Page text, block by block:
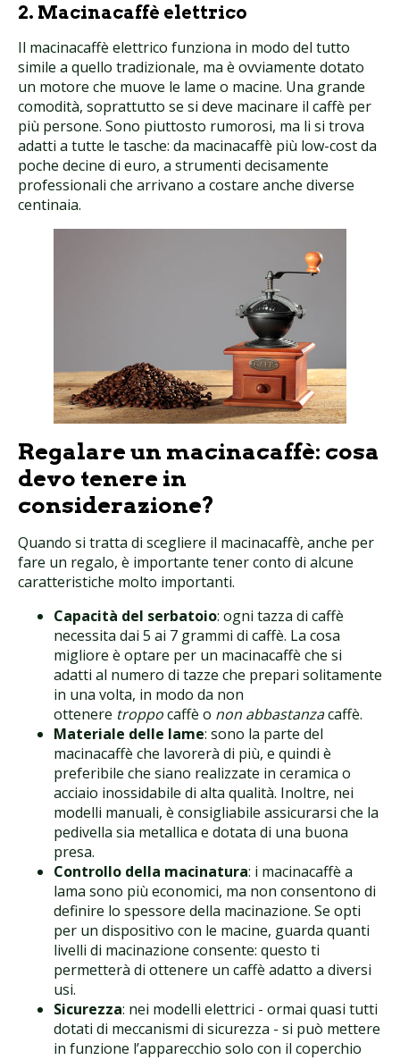
2. Macinacaffè elettrico
Il macinacaffè elettrico funziona in modo del tutto
simile a quello tradizionale, ma è ovviamente dotato
un motore che muove le lame o macine. Una grande
comodità, soprattutto se si deve macinare il caffè per
più persone. Sono piuttosto rumorosi, ma li si trova
adatti a tutte le tasche: da macinacaffè più low-cost da
poche decine di euro, a strumenti decisamente
professionali che arrivano a costare anche diverse
centinaia.
Regalare un macinacaffè: cosa
devo tenere in
considerazione?
Quando si tratta di scegliere il macinacaffè, anche per
fare un regalo, è importante tener conto di alcune
caratteristiche molto importanti.
Capacità del serbatoio: ogni tazza di caffè
necessita dai 5 ai 7 grammi di caffè. La cosa
migliore è optare per un macinacaffè che si
adatti al numero di tazze che prepari solitamente
in una volta, in modo da non
ottenere troppocaffè o non abbastanzacaffè.
Materiale delle lame: sono la parte del
macinacaffè che lavorerà di più, e quindi è
preferibile che siano realizzate in ceramica o
acciaio inossidabile di alta qualità. Inoltre, nei
modelli manuali, è consigliabile assicurarsi che la
pedivella sia metallica e dotata di una buona
presa.
Controllo della macinatura: i macinacaffè a
lama sono più economici, ma non consentono di
definire lo spessore della macinazione. Se opti
per un dispositivo con le macine, guarda quanti
livelli di macinazione consente: questo ti
permetterà di ottenere un caffè adatto a diversi
usi.
Sicurezza: nei modelli elettrici - ormai quasi tutti
dotati di meccanismi di sicurezza - si può mettere
in funzione l’apparecchio solo con il coperchio